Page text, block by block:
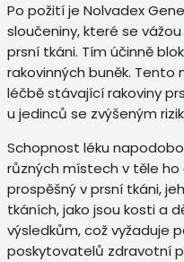
Po požití je Nolvadex
sloučeniny, které se
prsní tkáni. Tím účinně
rakovinných buněk.
léčbě stávající rakoviny
u jedinců se zvýšeným
Schopnost léku
různých místech v těle
prospěšný v prsní tkáni,
tkáních, jako jsou kosti a
výsledkům, což vyžaduje
poskytovatelů zdravotní